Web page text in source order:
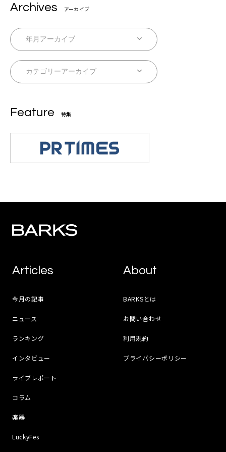
Archives アーカイブ
Feature 特集
Articles
今月の記事
ニュース
ランキング
インタビュー
ライブレポート
コラム
楽器
LuckyFes
About
BARKSとは
お問い合わせ
利用規約
プライバシーポリシー